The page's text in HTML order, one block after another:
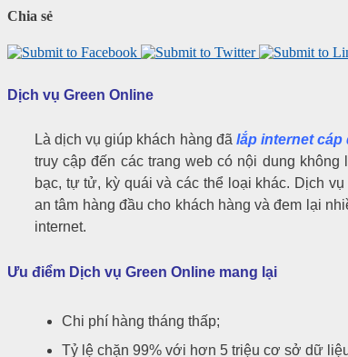
Chia sẻ
Dịch vụ Green Online
Là dịch vụ giúp khách hàng đã lắp internet cáp
truy cập đến các trang web có nội dung
bạc, tự tử, kỳ quái và các thể loại khác. Dịch
an tâm hàng đầu cho khách hàng và đem lại
internet.
Ưu điểm Dịch vụ Green Online mang lại
Chi phí hàng tháng thấp;
Tỷ lệ chặn 99% với hơn 5 triệu cơ sở dữ